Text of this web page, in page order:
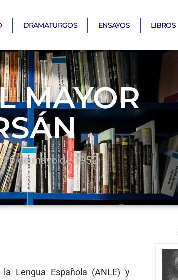
DRAMATURGOS ENSAYOS LIBROS
MAYOR
10 de mayo de 1952
Lengua Española (ANLE) y